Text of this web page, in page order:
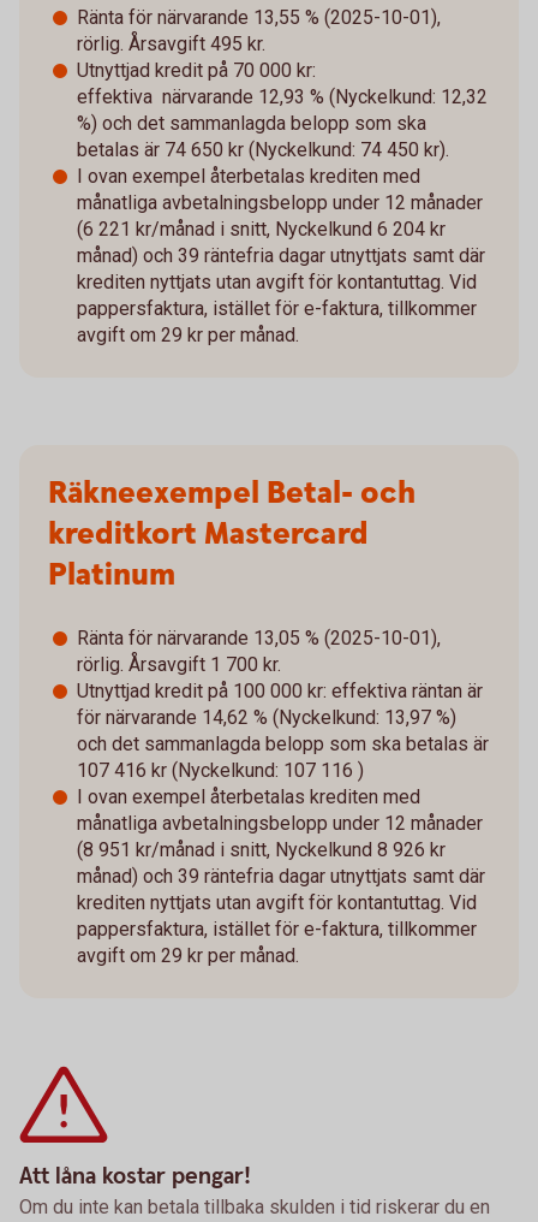
Ränta för närvarande 13,55 % (2025-10-01),
rörlig. Årsavgift 495 kr.
Utnyttjad kredit på 70 000 kr:
effektiva närvarande 12,93 % (Nyckelkund: 12,32
%) och det sammanlagda belopp som ska
betalas är 74 650 kr (Nyckelkund: 74 450 kr).
I ovan exempel återbetalas krediten med
månatliga avbetalningsbelopp under 12 månader
(6 221 kr/månad i snitt, Nyckelkund 6 204 kr
månad) och 39 räntefria dagar utnyttjats samt där
krediten nyttjats utan avgift för kontantuttag. Vid
pappersfaktura, istället för e-faktura, tillkommer
avgift om 29 kr per månad.
Räkneexempel Betal- och
kreditkort Mastercard
Platinum
Ränta för närvarande 13,05 % (2025-10-01),
rörlig. Årsavgift 1 700 kr.
Utnyttjad kredit på 100 000 kr: effektiva räntan är
för närvarande 14,62 % (Nyckelkund: 13,97 %)
och det sammanlagda belopp som ska betalas är
107 416 kr (Nyckelkund: 107 116 )
I ovan exempel återbetalas krediten med
månatliga avbetalningsbelopp under 12 månader
(8 951 kr/månad i snitt, Nyckelkund 8 926 kr
månad) och 39 räntefria dagar utnyttjats samt där
krediten nyttjats utan avgift för kontantuttag. Vid
pappersfaktura, istället för e-faktura, tillkommer
avgift om 29 kr per månad.
Att låna kostar pengar!
Om du inte kan betala tillbaka skulden i tid riskerar du en